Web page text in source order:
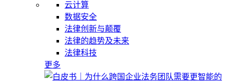
云计算
数据安全
法律创新与颠覆
法律的趋势及未来
法律科技
更多